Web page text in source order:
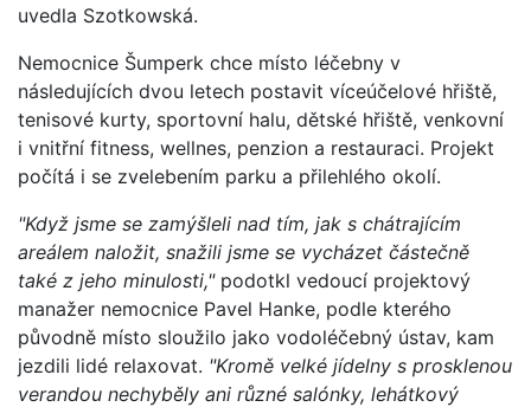
uvedla Szotkowská.
Nemocnice Šumperk chce místo léčebny v
následujících dvou letech postavit víceúčelové hřiště,
tenisové kurty, sportovní halu, dětské hřiště, venkovní
i vnitřní fitness, wellnes, penzion a restauraci. Projekt
počítá i se zvelebením parku a přilehlého okolí.
"Když jsme se zamýšleli nad tím, jak s chátrajícím
areálem naložit, snažili jsme se vycházet částečně
také z jeho minulosti,"podotkl vedoucí projektový
manažer nemocnice Pavel Hanke, podle kterého
původně místo sloužilo jako vodoléčebný ústav, kam
jezdili lidé relaxovat. "Kromě velké jídelny s prosklenou
verandou nechyběly ani různé salónky, lehátkový